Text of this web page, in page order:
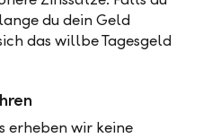
du dein Geld
das willbe Tagesgeld
erheben wir keine